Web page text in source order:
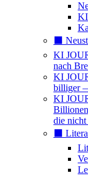
⬛️
KI
nach
KI
billiger
KI
die nicht
⬛️